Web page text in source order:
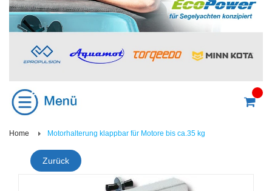
Home Motorhalterung klappbar für Motore bis ca.35 kg
Zurück